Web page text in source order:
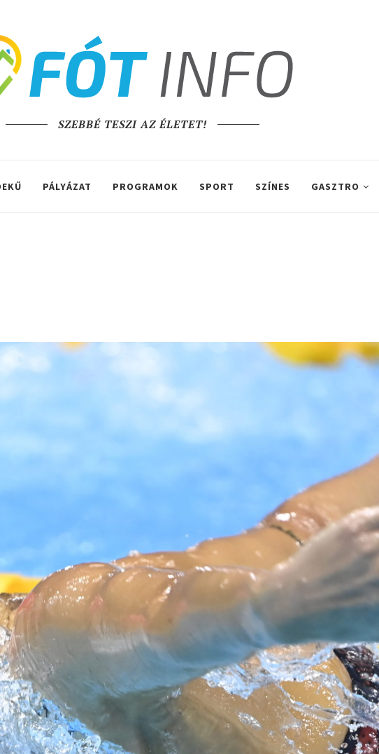
SZEBBÉ TESZI AZ ÉLETET!
PÁLYÁZAT PROGRAMOK SPORT SZÍNES GASZTRO